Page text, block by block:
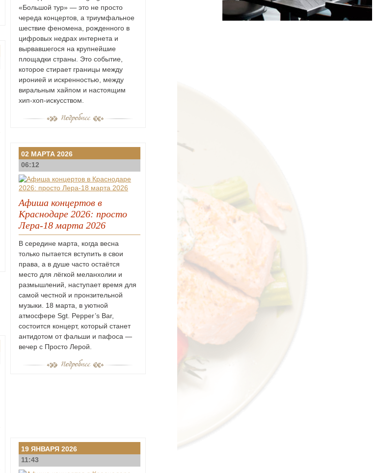
«Большой тур» — это не просто
череда концертов, а триумфальное
шествие феномена, рожденного в
цифровых недрах интернета и
вырвавшегося на крупнейшие
площадки страны. Это событие,
которое стирает границы между
иронией и искренностью, между
виральным хайпом и настоящим
хип-хоп-искусством.
02 МАРТА 2026
06:12
Афиша концертов в
Краснодаре 2026: просто
Лера-18 марта 2026
В середине марта, когда весна
только пытается вступить в свои
права, а в душе часто остаётся
место для лёгкой меланхолии и
размышлений, наступает время для
самой честной и пронзительной
музыки. 18 марта, в уютной
атмосфере Sgt. Pepper’s Bar,
состоится концерт, который станет
антидотом от фальши и пафоса —
вечер с Просто Лерой.
19 ЯНВАРЯ 2026
11:43